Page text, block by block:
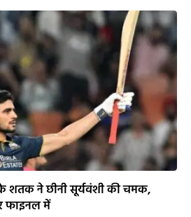
शतक ने छीनी सूर्यवंशी की चमक,
फाइनल में